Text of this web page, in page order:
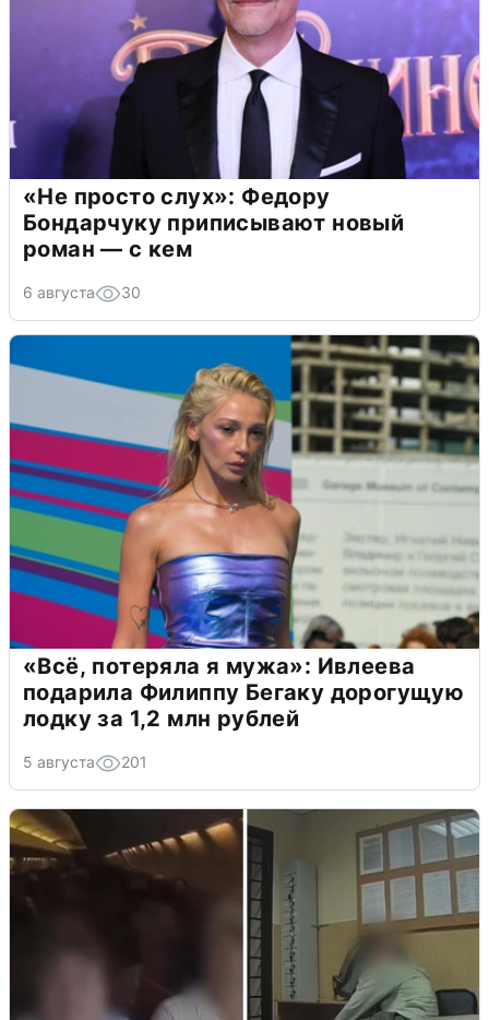
«Не просто слух»: Федору
Бондарчуку приписывают новый
роман — с кем
6 августа 30
«Всё, потеряла я мужа»: Ивлеева
подарила Филиппу Бегаку дорогущую
лодку за 1,2 млн рублей
5 августа 201